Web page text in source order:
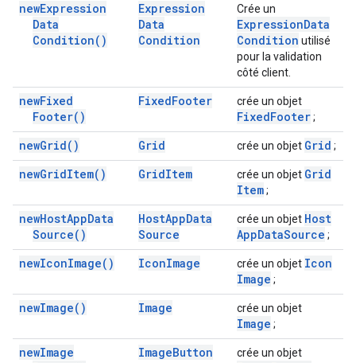
newExpression
Data
Condition( )
Expression
Data
Condition
Crée un
ExpressionData
Condition utilisé
pour la validation
côté client.
newFixed
Footer( )
FixedFooter crée un objet
FixedFooter;
newGrid( ) Grid crée un objet Grid ;
newGridItem( ) GridItem crée un objet Grid
Item;
newHostAppData
Source( )
HostAppData
Source
crée un objet Host
AppDataSource ;
newIconImage( ) IconImage crée un objet Icon
Image ;
newImage( ) Image crée un objet
Image ;
newImage
ImageButton crée un objet